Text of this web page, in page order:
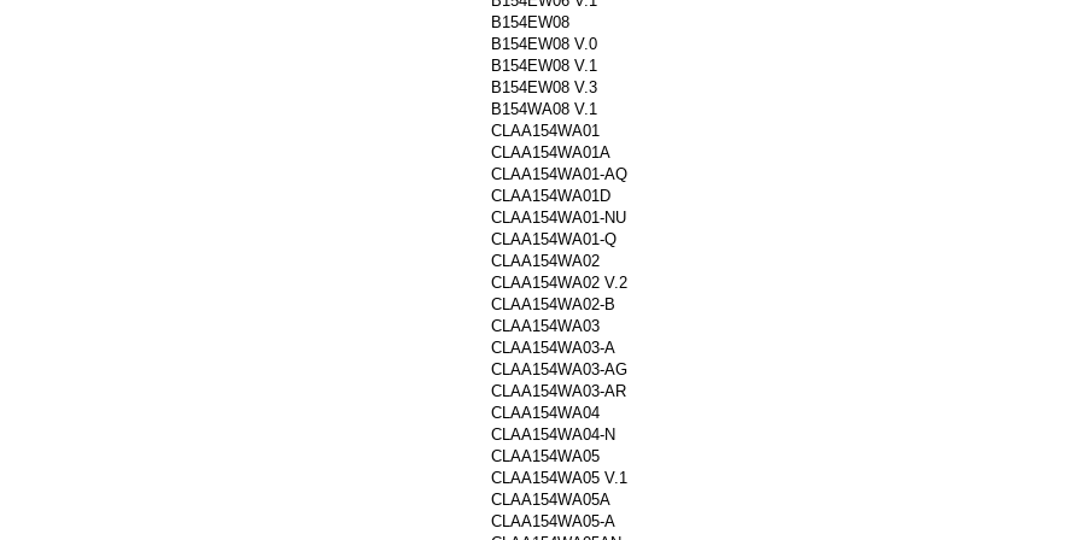
B154EW08
B154EW08 V.0
B154EW08 V.1
B154EW08 V.3
B154WA08 V.1
CLAA154WA01
CLAA154WA01A
CLAA154WA01-AQ
CLAA154WA01D
CLAA154WA01-NU
CLAA154WA01-Q
CLAA154WA02
CLAA154WA02 V.2
CLAA154WA02-B
CLAA154WA03
CLAA154WA03-A
CLAA154WA03-AG
CLAA154WA03-AR
CLAA154WA04
CLAA154WA04-N
CLAA154WA05
CLAA154WA05 V.1
CLAA154WA05A
CLAA154WA05-A